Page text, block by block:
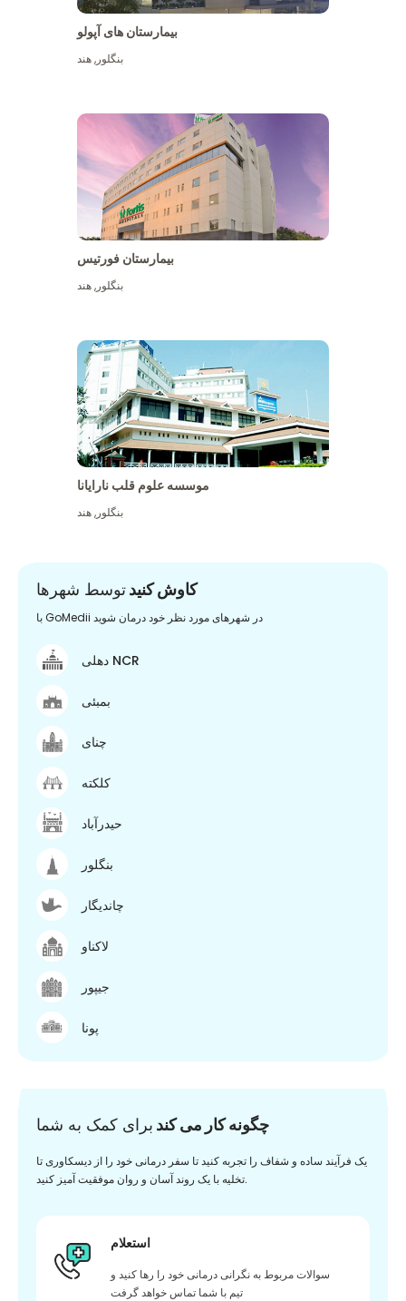
بیمارستان های آپولو
بنگلور,هند
بیمارستان فورتیس
بنگلور,هند
موسسه علوم قلب نارایانا
بنگلور,هند
کاوش کنیدتوسط شهرها
با GoMedii در شهرهای مورد نظر خود درمان شوید
دهلی NCR
بمبئی
چنای
کلکته
حیدرآباد
بنگلور
چاندیگار
لاکناو
جیپور
پونا
چگونه کار می کند برای کمک به شما
یک فرآیند ساده و شفاف را تجربه کنید تا سفر درمانی خود را از دیسکاوری تا
تخلیه با یک روند آسان و روان موفقیت آمیز کنید.
استعلام
سوالات مربوط به نگرانی درمانی خود را رها کنید و
تیم با شما تماس خواهد گرفت